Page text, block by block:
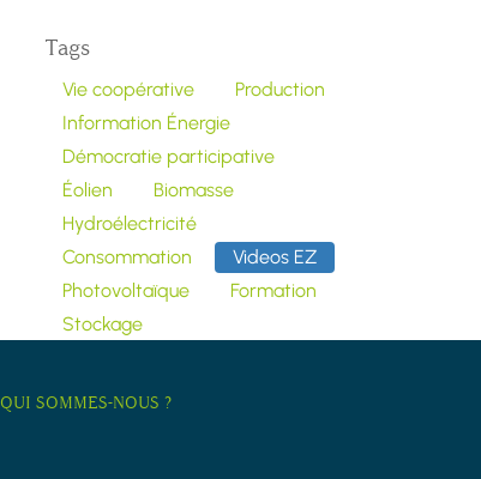
Tags
Vie coopérative
Production
Information Énergie
Démocratie participative
Éolien
Biomasse
Hydroélectricité
Consommation
Videos EZ
Photovoltaïque
Formation
Stockage
QUI SOMMES-NOUS ?